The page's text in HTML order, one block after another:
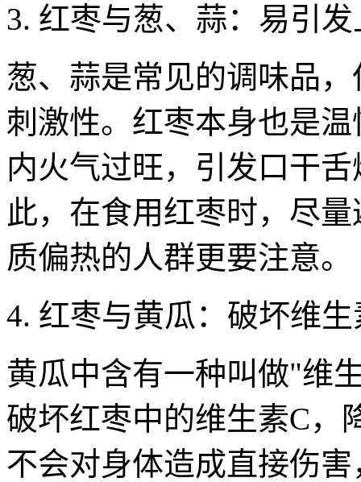
3. 红枣与葱、蒜：易引
葱、蒜是常见的调味品
刺激性。红枣本身也是
内火气过旺，引发口干
此，在食用红枣时，尽
质偏热的人群更要注意。
4. 红枣与黄瓜：破坏维生
黄瓜中含有一种叫做"维
破坏红枣中的维生素C，
不会对身体造成直接伤